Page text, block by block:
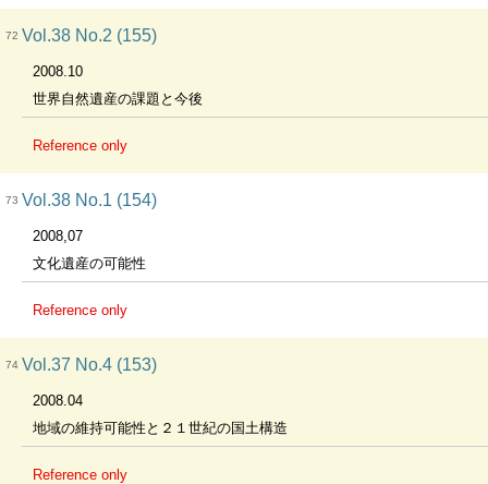
72 Vol.38 No.2 (155)
2008.10
世界自然遺産の課題と今後
Reference only
73 Vol.38 No.1 (154)
2008,07
文化遺産の可能性
Reference only
74 Vol.37 No.4 (153)
2008.04
地域の維持可能性と２１世紀の国土構造
Reference only